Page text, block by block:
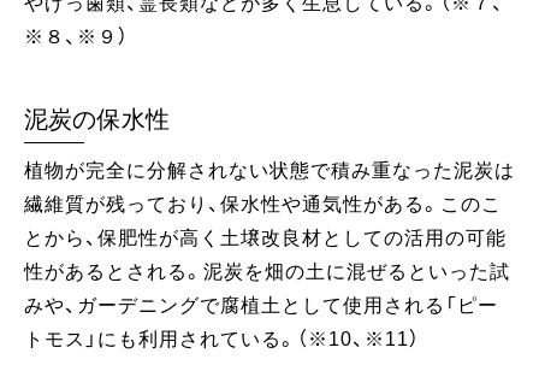
※８、※９）
泥炭の保水性
植物が完全に分解されない状態で積み重なった泥炭は
繊維質が残っており、保水性や通気性がある。このこ
とから、保肥性が高く土壌改良材としての活用の可能
性があるとされる。泥炭を畑の土に混ぜるといった試
みや、ガーデニングで腐植土として使用される「ピー
トモス」にも利用されている。（※10、※11）